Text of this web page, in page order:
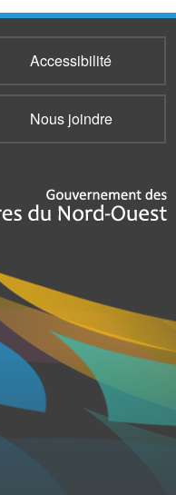
Accessibilité
Nous joindre